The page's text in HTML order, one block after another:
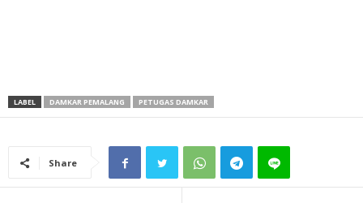
LABEL DAMKAR PEMALANG PETUGAS DAMKAR
Share